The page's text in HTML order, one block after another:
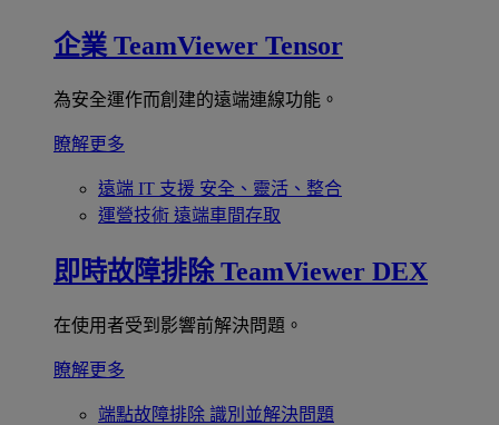
企業 TeamViewer Tensor
為安全運作而創建的遠端連線功能。
瞭解更多
遠端 IT 支援 安全、靈活、整合
運營技術 遠端車間存取
即時故障排除 TeamViewer DEX
在使用者受到影響前解決問題。
瞭解更多
端點故障排除 識別並解決問題